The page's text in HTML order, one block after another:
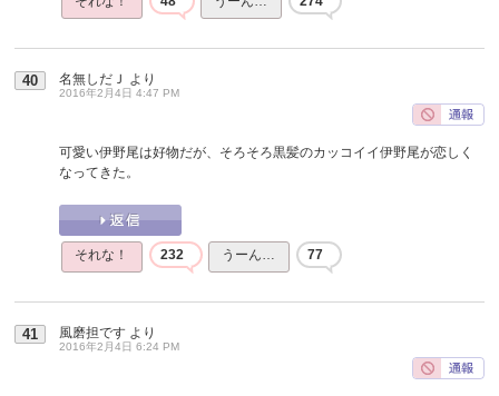
40 名無しだＪ より
2016年2月4日 4:47 PM
可愛い伊野尾は好物だが、そろそろ黒髪のカッコイイ伊野尾が恋しく
なってきた。
それな！ 232 うーん… 77
41 風磨担です より
2016年2月4日 6:24 PM